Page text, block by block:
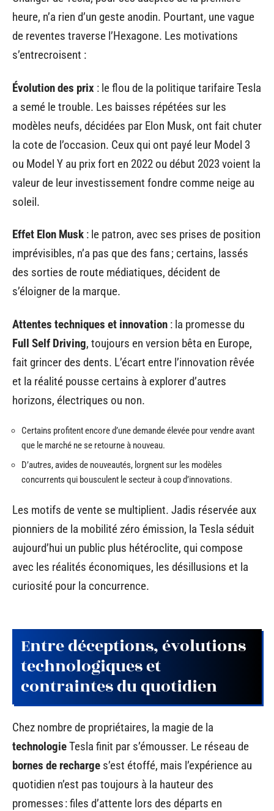
heure, n’a rien d’un geste anodin. Pourtant, une vague
de reventes traverse l’Hexagone. Les motivations
s’entrecroisent :
Évolution des prix : le flou de la politique tarifaire Tesla
a semé le trouble. Les baisses répétées sur les
modèles neufs, décidées par Elon Musk, ont fait chuter
la cote de l’occasion. Ceux qui ont payé leur Model 3
ou Model Y au prix fort en 2022 ou début 2023 voient la
valeur de leur investissement fondre comme neige au
soleil.
Effet Elon Musk : le patron, avec ses prises de position
imprévisibles, n’a pas que des fans ; certains, lassés
des sorties de route médiatiques, décident de
s’éloigner de la marque.
Attentes techniques et innovation : la promesse du
Full Self Driving, toujours en version bêta en Europe,
fait grincer des dents. L’écart entre l’innovation rêvée
et la réalité pousse certains à explorer d’autres
horizons, électriques ou non.
Certains profitent encore d’une demande élevée pour vendre avant
que le marché ne se retourne à nouveau.
D’autres, avides de nouveautés, lorgnent sur les modèles
concurrents qui bousculent le secteur à coup d’innovations.
Les motifs de vente se multiplient. Jadis réservée aux
pionniers de la mobilité zéro émission, la Tesla séduit
aujourd’hui un public plus hétéroclite, qui compose
avec les réalités économiques, les désillusions et la
curiosité pour la concurrence.
Entre déceptions, évolutions
technologiques et
contraintes du quotidien
Chez nombre de propriétaires, la magie de la
technologieTesla finit par s’émousser. Le réseau de
bornes de recharge s’est étoffé, mais l’expérience au
quotidien n’est pas toujours à la hauteur des
promesses : files d’attente lors des départs en